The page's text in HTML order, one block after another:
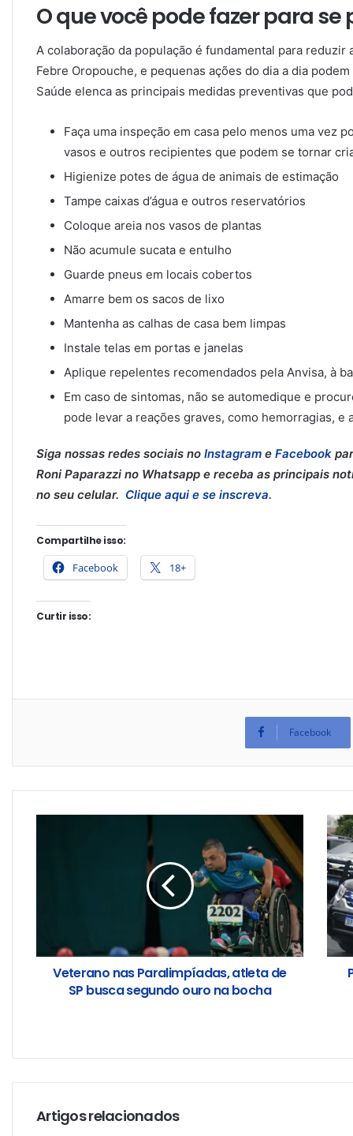
O que você pode fazer para se
A colaboração da população é fundamental para
Febre Oropouche, e pequenas ações do dia a dia
Saúde elenca as principais medidas preventivas que
Faça uma inspeção em casa pelo menos uma vez
vasos e outros recipientes que podem se tornar
Higienize potes de água de animais de estimação
Tampe caixas d’água e outros reservatórios
Coloque areia nos vasos de plantas
Não acumule sucata e entulho
Guarde pneus em locais cobertos
Amarre bem os sacos de lixo
Mantenha as calhas de casa bem limpas
Instale telas em portas e janelas
Aplique repelentes recomendados pela Anvisa, à
Em caso de sintomas, não se automedique e
pode levar a reações graves, como hemorragias, e
Siga nossas redes sociais no Instagram e Facebook
Roni Paparazzi no Whatsapp e receba as principais
no seu celular. Clique aqui e se inscreva.
Compartilhe isso:
Facebook 18+
Curtir isso:
Facebook
Veterano nas Paralimpíadas, atleta de
SP busca segundo ouro na bocha
Artigos relacionados